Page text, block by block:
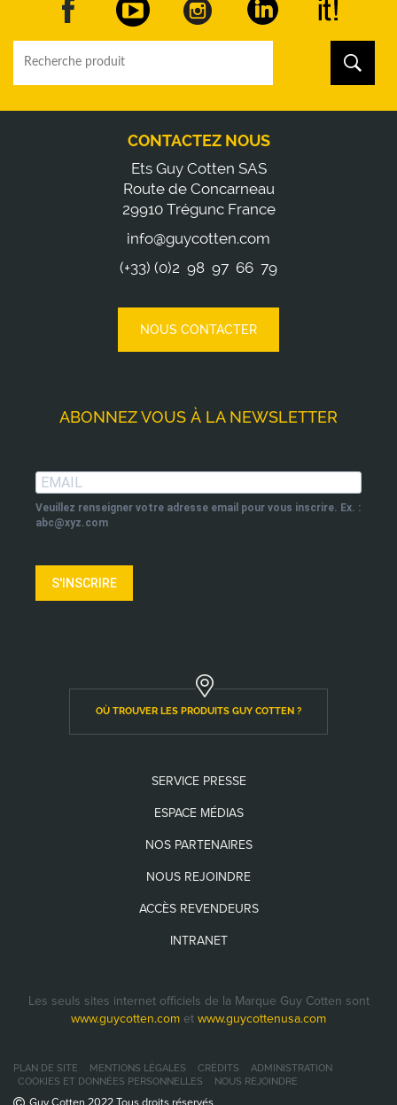
CONTACTEZ NOUS
Ets Guy Cotten SAS
Route de Concarneau
29910 Trégunc France
info@guycotten.com
(+33) (0)2 98 97 66 79
NOUS CONTACTER
ABONNEZ VOUS À LA NEWSLETTER
Veuillez renseigner votre adresse email pour vous inscrire. Ex. :
abc@xyz.com
S'INSCRIRE
OÙ TROUVER LES PRODUITS GUY COTTEN ?
SERVICE PRESSE
ESPACE MÉDIAS
NOS PARTENAIRES
NOUS REJOINDRE
ACCÈS REVENDEURS
INTRANET
Les seuls sites internet officiels de la Marque Guy Cotten sont
www.guycotten.com et www.guycottenusa.com
PLAN DE SITE MENTIONS LÉGALES CRÉDITS
ADMINISTRATION
COOKIES ET DONNÉES PERSONNELLES
NOUS REJOINDRE
Guy Cotten 2022 Tous droits réservés